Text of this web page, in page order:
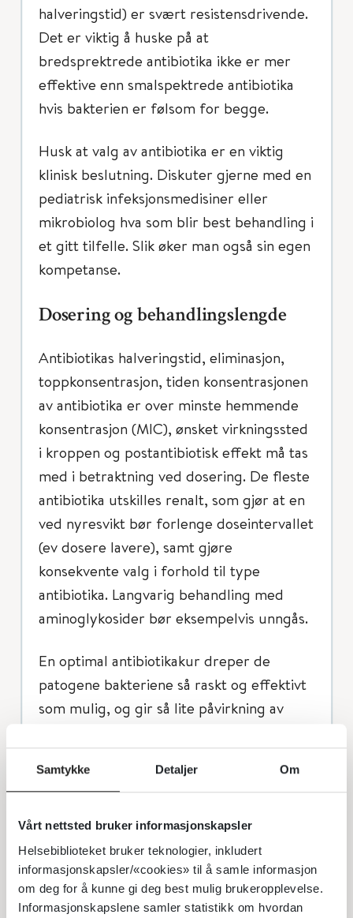
Samtykke Detaljer Om
Vårt nettsted bruker informasjonskapsler
Helsebiblioteket bruker teknologier, inkludert
informasjonskapsler/«cookies» til å samle informasjon
om deg for å kunne gi deg best mulig brukeropplevelse.
Informasjonskapslene samler statistikk om hvordan
halveringstid) er svært resistensdrivende.
Det er viktig å huske på at
bredsprektrede antibiotika ikke er mer
effektive enn smalspektrede antibiotika
hvis bakterien er følsom for begge.
Husk at valg av antibiotika er en viktig
klinisk beslutning. Diskuter gjerne med en
pediatrisk infeksjonsmedisiner eller
mikrobiolog hva som blir best behandling i
et gitt tilfelle. Slik øker man også sin egen
kompetanse.
Dosering og behandlingslengde
Antibiotikas halveringstid, eliminasjon,
toppkonsentrasjon, tiden konsentrasjonen
av antibiotika er over minste hemmende
konsentrasjon (MIC), ønsket virkningssted
i kroppen og postantibiotisk effekt må tas
med i betraktning ved dosering. De fleste
antibiotika utskilles renalt, som gjør at en
ved nyresvikt bør forlenge doseintervallet
(ev dosere lavere), samt gjøre
konsekvente valg i forhold til type
antibiotika. Langvarig behandling med
aminoglykosider bør eksempelvis unngås.
En optimal antibiotikakur dreper de
patogene bakteriene så raskt og effektivt
som mulig, og gir så lite påvirkning av
mulig. Hos barn doseres antibiotika
fortrinnsvis etter vekt, men noen
retningslinjer spriker i forhold til
anbefalte doseringer [8-11], trolig fordi vi
fortsatt ikke vet nok til med sikkerhet å
kunne si hvilken dosering som er best i